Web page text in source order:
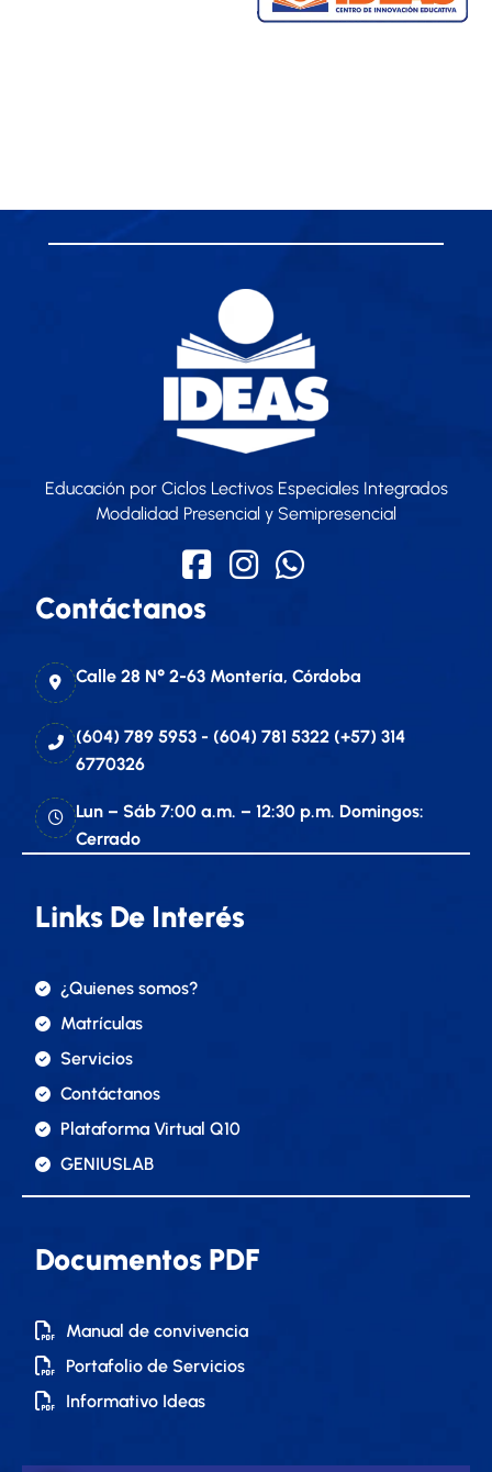
Educación por Ciclos Lectivos Especiales Integrados
Modalidad Presencial y Semipresencial
Contáctanos
Calle 28 N° 2-63 Montería, Córdoba
(604) 789 5953 - (604) 781 5322 (+57) 314
6770326
Lun – Sáb 7:00 a.m. – 12:30 p.m. Domingos:
Cerrado
Links De Interés
¿Quienes somos?
Matrículas
Servicios
Contáctanos
Plataforma Virtual Q10
GENIUSLAB
Documentos PDF
Manual de convivencia
Portafolio de Servicios
Informativo Ideas